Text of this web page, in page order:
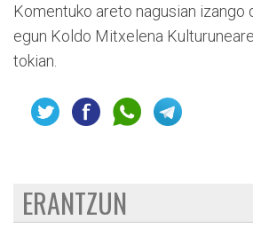
Komentuko areto nagusian izango
egun Koldo Mitxelena
tokian.
ERANTZUN